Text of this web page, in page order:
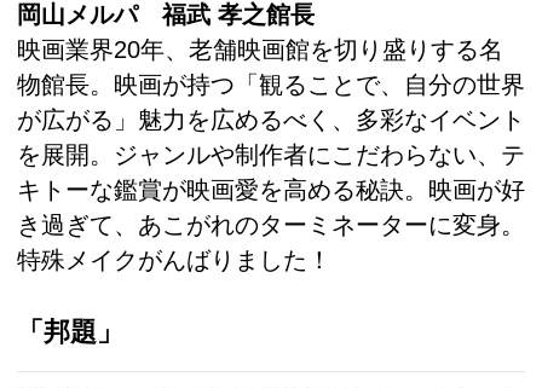
岡山メルパ 福武 孝之館長
映画業界20年、老舗映画館を切り盛りする名
物館長。映画が持つ「観ることで、自分の世界
が広がる」魅力を広めるべく、多彩なイベント
を展開。ジャンルや制作者にこだわらない、テ
キトーな鑑賞が映画愛を高める秘訣。映画が好
き過ぎて、あこがれのターミネーターに変身。
特殊メイクがんばりました！
「邦題」